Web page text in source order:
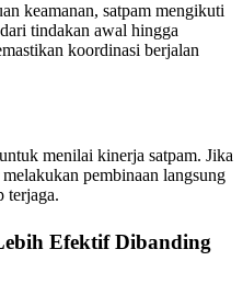
keamanan, satpam mengikuti
tindakan awal hingga
koordinasi berjalan
menilai kinerja satpam. Jika
pembinaan langsung
terjaga.
Efektif Dibanding